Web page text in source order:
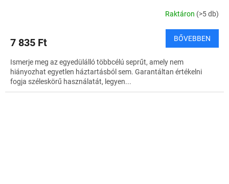
Raktáron (>5 db)
7 835 Ft BŐVEBBEN
Ismerje meg az egyedülálló többcélú seprűt, amely nem
hiányozhat egyetlen háztartásból sem. Garantáltan értékelni
fogja széleskörű használatát, legyen...